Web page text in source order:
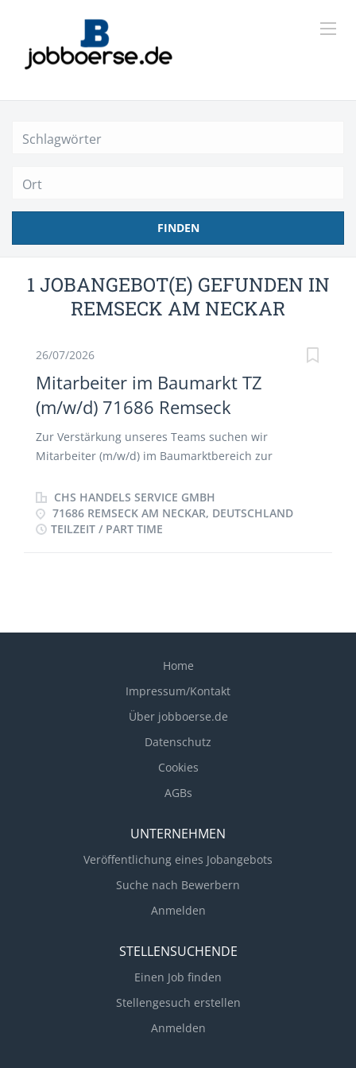
FINDEN
1 JOBANGEBOT(E) GEFUNDEN IN
REMSECK AM NECKAR
26/07/2026
Mitarbeiter im Baumarkt TZ
(m/w/d) 71686 Remseck
Zur Verstärkung unseres Teams suchen wir
Mitarbeiter (m/w/d) im Baumarktbereich zur
bieten: • Eine gründliche Einarbeitung • Keine
Schicht- und Wochenendarbeit • Flexibler
Arbeitsbeginn auf Wunsch zwischen 07:00 und 10:00
• Kontrolle der Warenpräsentation • Zuverlässige
Dokumentation der durchgeführten Arbeiten Was
Zuverlässigkeit, Teamfähigkeit • Handwerkliches
Geschick • Keine Führungsverantwortung • PC Grund
Kenntnisse • selbstständiges arbeiten • Auch
herzlich willkommen Wir freuen uns auf Ihre
CHS HANDELS SERVICE GMBH
71686 REMSECK AM NECKAR, DEUTSCHLAND
TEILZEIT / PART TIME
Home
Impressum/Kontakt
Über jobboerse.de
Datenschutz
Cookies
AGBs
UNTERNEHMEN
Veröffentlichung eines Jobangebots
Suche nach Bewerbern
Anmelden
STELLENSUCHENDE
Einen Job finden
Stellengesuch erstellen
Anmelden